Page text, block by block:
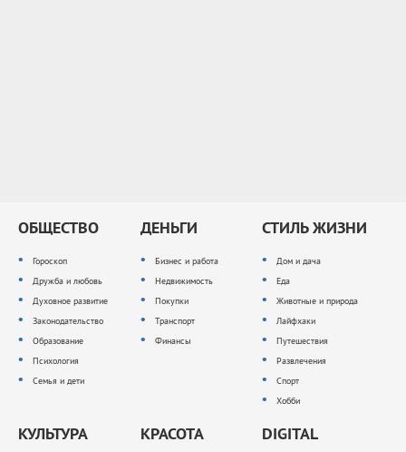
ОБЩЕСТВО
Гороскоп
Дружба и любовь
Духовное развитие
Законодательство
Образование
Психология
Семья и дети
ДЕНЬГИ
Бизнес и работа
Недвижимость
Покупки
Транспорт
Финансы
СТИЛЬ ЖИЗНИ
Дом и дача
Еда
Животные и природа
Лайфхаки
Путешествия
Развлечения
Спорт
Хобби
КУЛЬТУРА КРАСОТА DIGITAL